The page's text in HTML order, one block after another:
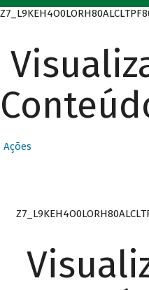
Ações